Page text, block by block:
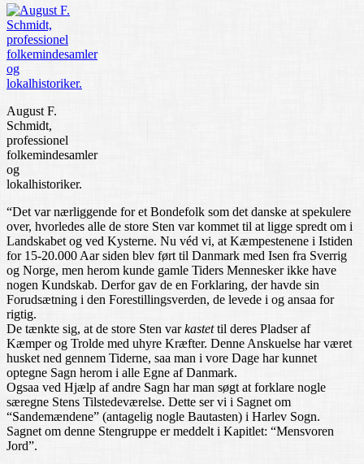
August F.
Schmidt,
professionel
folkemindesamler
og
lokalhistoriker.
“Det var nærliggende for et Bondefolk som det danske at spekulere
over, hvorledes alle de store Sten var kommet til at ligge spredt om i
Landskabet og ved Kysterne. Nu véd vi, at Kæmpestenene i Istiden
for 15-20.000 Aar siden blev ført til Danmark med Isen fra Sverrig
og Norge, men herom kunde gamle Tiders Mennesker ikke have
nogen Kundskab. Derfor gav de en Forklaring, der havde sin
Forudsætning i den Forestillingsverden, de levede i og ansaa for
rigtig.
De tænkte sig, at de store Sten varkastettil deres Pladser af
Kæmper og Trolde med uhyre Kræfter. Denne Anskuelse har været
husket ned gennem Tiderne, saa man i vore Dage har kunnet
optegne Sagn herom i alle Egne af Danmark.
Ogsaa ved Hjælp af andre Sagn har man søgt at forklare nogle
særegne Stens Tilstedeværelse. Dette ser vi i Sagnet om
“Sandemændene” (antagelig nogle Bautasten) i Harlev Sogn.
Sagnet om denne Stengruppe er meddelt i Kapitlet: “Mensvoren
Jord”.